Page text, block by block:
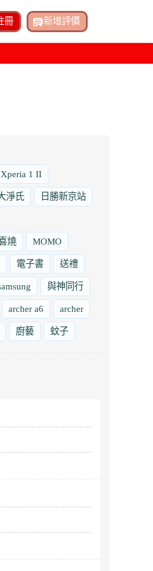
Xperia 1 II
淨氏 日勝新京站
燒 MOMO
電子書 送禮
與神同行
archer a6 archer
廚藝 蚊子